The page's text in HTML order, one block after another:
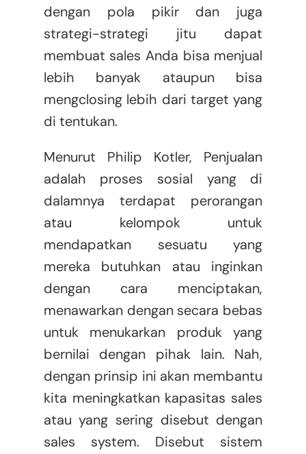
dengan pola pikir dan juga
strategi-strategi jitu dapat
membuat sales Anda bisa menjual
lebih banyak ataupun bisa
mengclosing lebih dari target yang
di tentukan.
Menurut Philip Kotler, Penjualan
adalah proses sosial yang di
dalamnya terdapat perorangan
atau kelompok untuk
mendapatkan sesuatu yang
mereka butuhkan atau inginkan
dengan cara menciptakan,
menawarkan dengan secara bebas
untuk menukarkan produk yang
bernilai dengan pihak lain. Nah,
dengan prinsip ini akan membantu
kita meningkatkan kapasitas sales
atau yang sering disebut dengan
sales system. Disebut sistem